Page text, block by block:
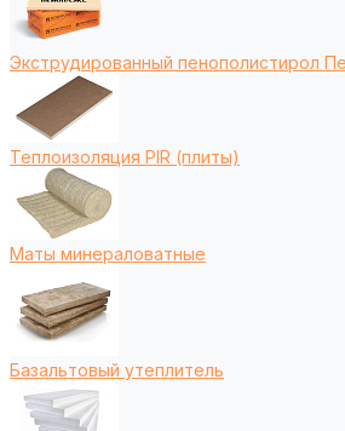
Экструдированный пенополистирол
Теплоизоляция PIR (плиты)
Маты минераловатные
Базальтовый утеплитель